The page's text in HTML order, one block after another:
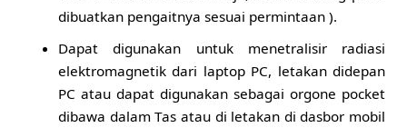
dibuatkan pengaitnya sesuai permintaan ).
Dapat digunakan untuk menetralisir radiasi
elektromagnetik dari laptop PC, letakan didepan
PC atau dapat digunakan sebagai orgone pocket
dibawa dalam Tas atau di letakan di dasbor mobil